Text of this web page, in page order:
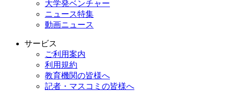
大学発ベンチャー
ニュース特集
動画ニュース
サービス
ご利用案内
利用規約
教育機関の皆様へ
記者・マスコミの皆様へ